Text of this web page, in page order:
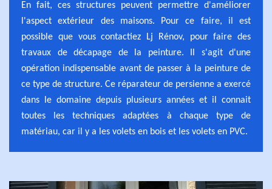
En fait, ces structures peuvent permettre d'améliorer
l'aspect extérieur des maisons. Pour ce faire, il est
possible que vous contactiez Lj Rénov, pour faire des
travaux de décapage de la peinture. Il s'agit d'une
opération indispensable avant de passer à la peinture de
ce type de structure. Ce réparateur de persienne a exercé
dans le domaine depuis plusieurs années et il connait
toutes les techniques adaptées à chaque type de
matériau, car il y a les volets en bois et les volets en PVC.